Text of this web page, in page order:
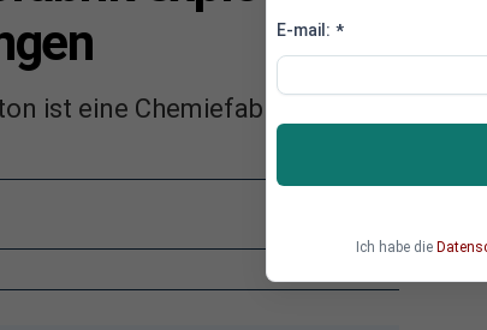
ist eine Chemiefabrik aufgrund der
E-mail: *
Ich habe die